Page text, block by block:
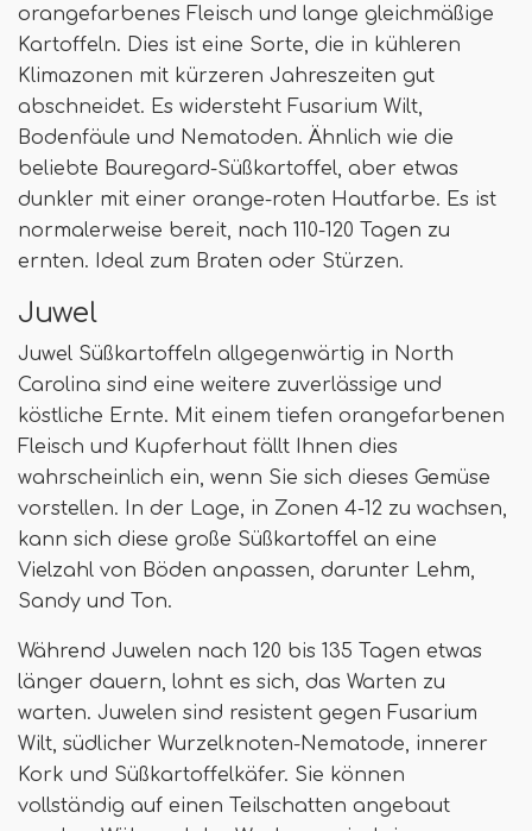
orangefarbenes Fleisch und lange gleichmäßige
Kartoffeln. Dies ist eine Sorte, die in kühleren
Klimazonen mit kürzeren Jahreszeiten gut
abschneidet. Es widersteht Fusarium Wilt,
Bodenfäule und Nematoden. Ähnlich wie die
beliebte Bauregard-Süßkartoffel, aber etwas
dunkler mit einer orange-roten Hautfarbe. Es ist
normalerweise bereit, nach 110-120 Tagen zu
ernten. Ideal zum Braten oder Stürzen.
Juwel
Juwel Süßkartoffeln allgegenwärtig in North
Carolina sind eine weitere zuverlässige und
köstliche Ernte. Mit einem tiefen orangefarbenen
Fleisch und Kupferhaut fällt Ihnen dies
wahrscheinlich ein, wenn Sie sich dieses Gemüse
vorstellen. In der Lage, in Zonen 4-12 zu wachsen,
kann sich diese große Süßkartoffel an eine
Vielzahl von Böden anpassen, darunter Lehm,
Sandy und Ton.
Während Juwelen nach 120 bis 135 Tagen etwas
länger dauern, lohnt es sich, das Warten zu
warten. Juwelen sind resistent gegen Fusarium
Wilt, südlicher Wurzelknoten-Nematode, innerer
Kork und Süßkartoffelkäfer. Sie können
vollständig auf einen Teilschatten angebaut